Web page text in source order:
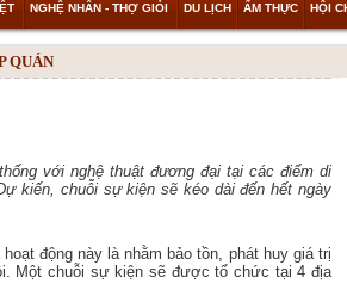
NGHỆ NHÂN - THỢ GIỎI DU LỊCH ẨM THỰC HỘI
QUÁN
với nghệ thuật đương đại tại các điểm di
kiến, chuỗi sự kiện sẽ kéo dài đến hết ngày
động này là nhằm bảo tồn, phát huy giá trị
Một chuỗi sự kiện sẽ được tổ chức tại 4 địa